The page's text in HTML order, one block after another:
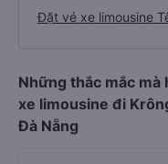
Đặt vé xe limousine
Những thắc mắc mà
xe limousine đi
Đà Nẵng